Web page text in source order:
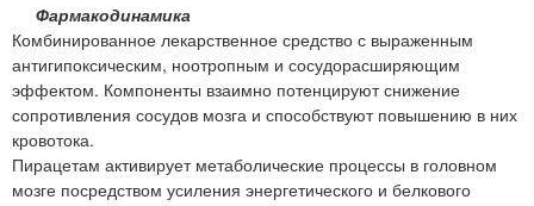
Фармакодинамика
Комбинированное лекарственное средство с выраженным
антигипоксическим, ноотропным и сосудорасширяющим
эффектом. Компоненты взаимно потенцируют снижение
сопротивления сосудов мозга и способствуют повышению в них
кровотока.
Пирацетам активирует метаболические процессы в головном
мозге посредством усиления энергетического и белкового